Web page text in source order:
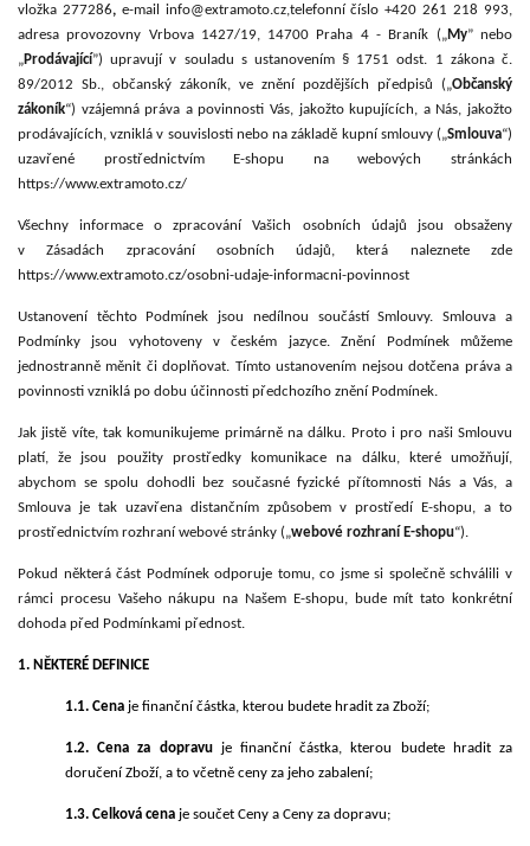
vložka 277286, e-mail info@extramoto.cz,telefonní číslo+420 261 218 993,
adresa provozovny Vrbova 1427/19, 14700 Praha 4 - Braník („My” nebo
„Prodávající”) upravují v souladu s ustanovením § 1751 odst. 1 zákona č.
89/2012 Sb., občanský zákoník, ve znění pozdějších předpisů („Občanský
zákoník“) vzájemná práva a povinnosti Vás, jakožto kupujících, a Nás, jakožto
prodávajících, vzniklá v souvislosti nebo na základě kupní smlouvy („Smlouva“)
uzavřené prostřednictvím E-shopu na webových stránkách
https://www.extramoto.cz/
Všechny informace o zpracování Vašich osobních údajů jsou obsaženy
v Zásadách zpracování osobních údajů, která naleznete zde
https://www.extramoto.cz/osobni-udaje-informacni-povinnost
Ustanovení těchto Podmínek jsou nedílnou součástí Smlouvy. Smlouva a
Podmínky jsou vyhotoveny v českém jazyce. Znění Podmínek můžeme
jednostranně měnit či doplňovat. Tímto ustanovením nejsou dotčena práva a
povinnosti vzniklá po dobu účinnosti předchozího znění Podmínek.
Jak jistě víte, tak komunikujeme primárně na dálku. Proto i pro naši Smlouvu
platí, že jsou použity prostředky komunikace na dálku, které umožňují,
abychom se spolu dohodli bez současné fyzické přítomnosti Nás a Vás, a
Smlouva je tak uzavřena distančním způsobem v prostředí E-shopu, a to
prostřednictvím rozhraní webové stránky („webové rozhraní E-shopu“).
Pokud některá část Podmínek odporuje tomu, co jsme si společně schválili v
rámci procesu Vašeho nákupu na Našem E-shopu, bude mít tato konkrétní
dohoda před Podmínkami přednost.
1. NĚKTERÉ DEFINICE
1.1. Cena je finanční částka, kterou budete hradit za Zboží;
1.2. Cena za dopravuje finanční částka, kterou budete hradit za
doručení Zboží, a to včetně ceny za jeho zabalení;
1.3. Celková cena je součet Ceny a Ceny za dopravu;